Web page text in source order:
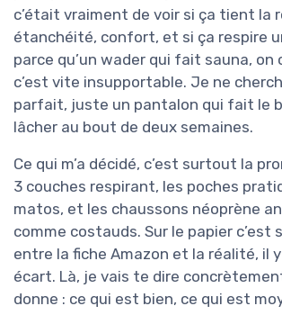
c’était vraiment de voir si ça tient la
étanchéité, confort, et si ça respire
parce qu’un wader qui fait sauna,
c’est vite insupportable. Je ne
parfait, juste un pantalon qui fait le
lâcher au bout de deux semaines.
Ce qui m’a décidé, c’est surtout la
3 couches respirant, les poches
matos, et les chaussons néoprène
comme costauds. Sur le papier c’est
entre la fiche Amazon et la réalité, il
écart. Là, je vais te dire
donne : ce qui est bien, ce qui est